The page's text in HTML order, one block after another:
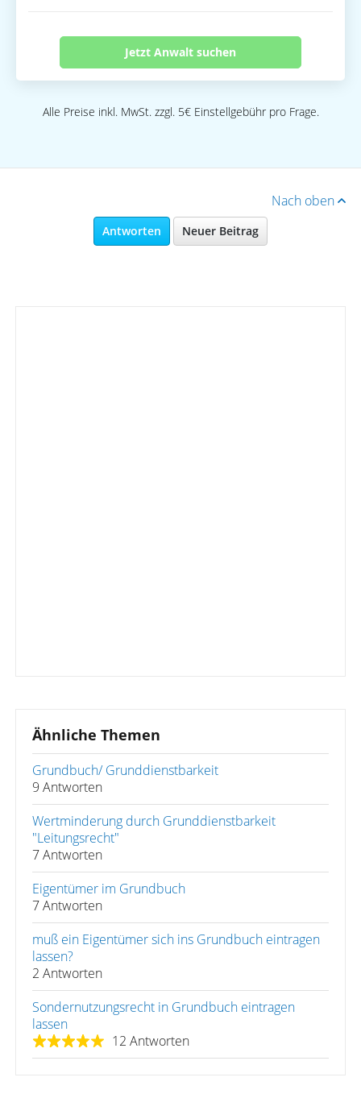
Jetzt Anwalt suchen
Alle Preise inkl. MwSt. zzgl. 5€ Einstellgebühr pro Frage.
Nach oben
Antworten Neuer Beitrag
Ähnliche Themen
Grundbuch/ Grunddienstbarkeit
9 Antworten
Wertminderung durch Grunddienstbarkeit
"Leitungsrecht"
7 Antworten
Eigentümer im Grundbuch
7 Antworten
muß ein Eigentümer sich ins Grundbuch eintragen
lassen?
2 Antworten
Sondernutzungsrecht in Grundbuch eintragen
lassen
12 Antworten